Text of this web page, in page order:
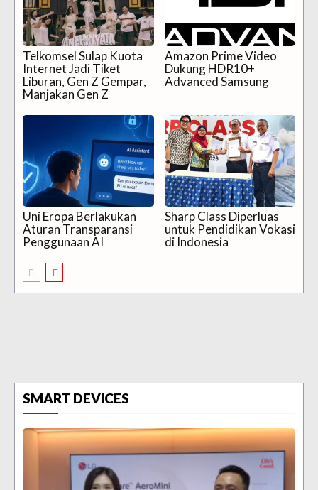
Telkomsel Sulap Kuota
Internet Jadi Tiket
Liburan, Gen Z Gempar,
Manjakan Gen Z
Amazon Prime Video
Dukung HDR10+
Advanced Samsung
Uni Eropa Berlakukan
Aturan Transparansi
Penggunaan AI
Sharp Class Diperluas
untuk Pendidikan Vokasi
di Indonesia
SMART DEVICES